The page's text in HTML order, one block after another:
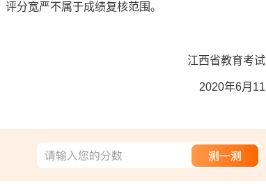
分宽严不属于成绩复核范围。
江西省教育考试
2020年6月11